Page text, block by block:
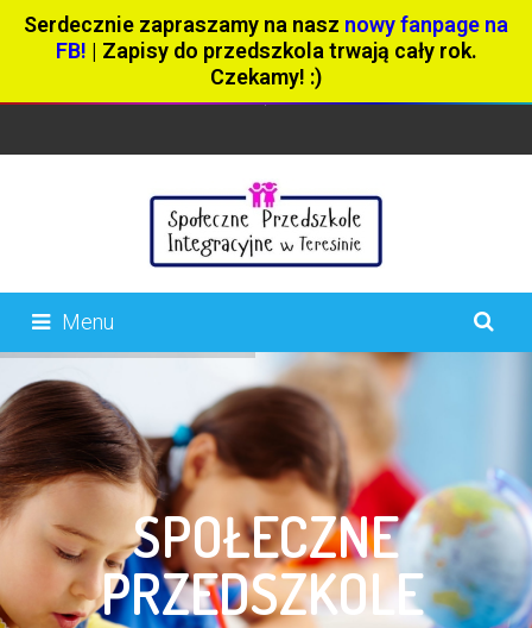
Serdecznie zapraszamy na nasz nowy fanpage na
FB! | Zapisy do przedszkola trwają cały rok.
Czekamy! :)
Menu